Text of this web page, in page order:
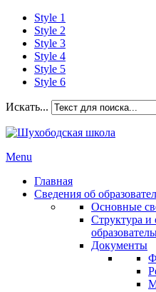
Style 1
Style 2
Style 3
Style 4
Style 5
Style 6
Искать...
Menu
Главная
Сведения об
Основные
Структура и
Документы